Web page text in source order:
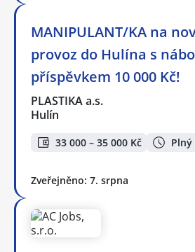
MANIPULANT/KA na
provoz do Hulína s
příspěvkem 10 000 Kč!
PLASTIKA a.s.
Hulín
33 000 – 35 000 Kč Plný
Zveřejněno: 7. srpna